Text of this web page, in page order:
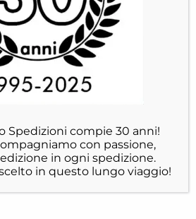
Spedizioni compie 30 anni!
con passione,
in ogni spedizione.
in questo lungo viaggio!